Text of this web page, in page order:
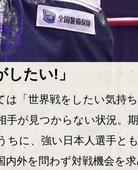
したい!」
「世界戦をしたい気持
手が見つからない状況。
ちに、強い日本人選手と
内外を問わず対戦機会を